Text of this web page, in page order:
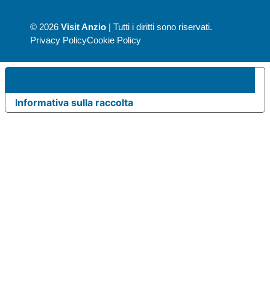
© 2026 Visit Anzio | Tutti i diritti sono riservati.
Privacy PolicyCookie Policy
Informativa sulla raccolta